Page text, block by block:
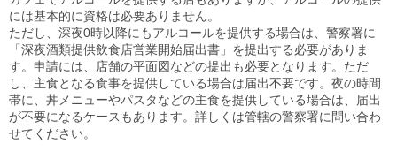
には基本的に資格は必要ありません。
ただし、深夜0時以降にもアルコールを提供する場合は、警察署に
「深夜酒類提供飲食店営業開始届出書」を提出する必要がありま
す。申請には、店舗の平面図などの提出も必要となります。ただ
し、主食となる食事を提供している場合は届出不要です。夜の時間
帯に、丼メニューやパスタなどの主食を提供している場合は、届出
が不要になるケースもあります。詳しくは管轄の警察署に問い合わ
せてください。